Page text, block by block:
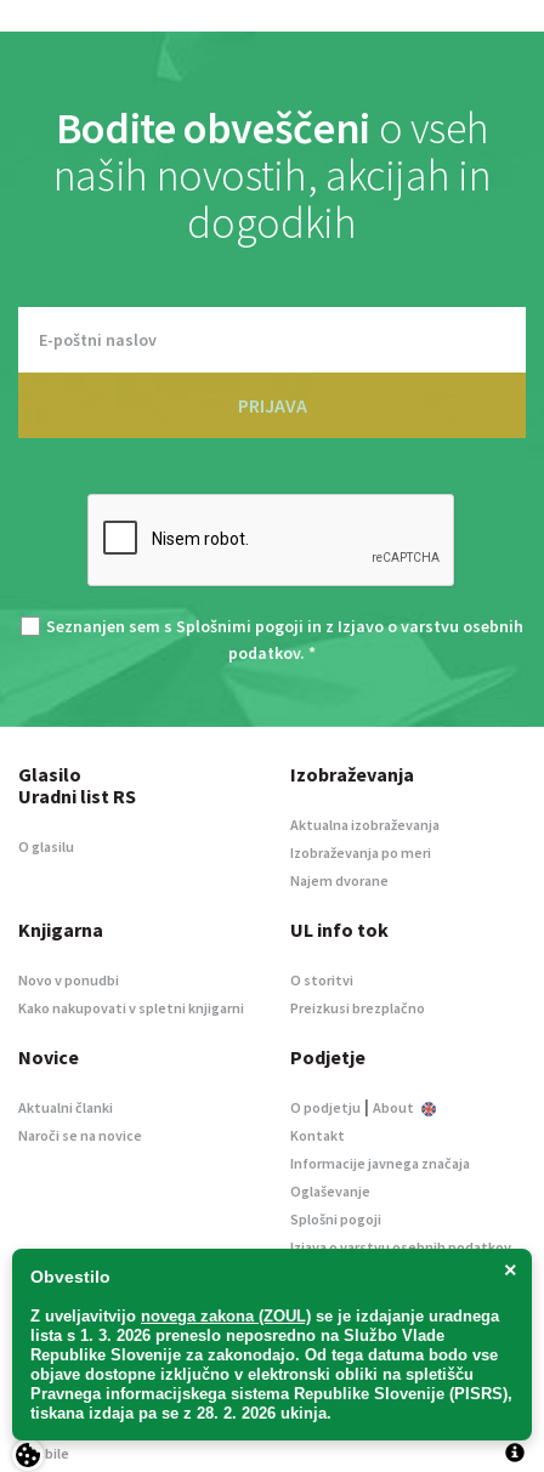
Bodite obveščeni o vseh
naših novostih, akcijah in
dogodkih
PRIJAVA
Seznanjen sem s Splošnimi pogoji in z Izjavo o varstvu osebnih
podatkov. *
×
Obvestilo
Z uveljavitvijo novega zakona (ZOUL) se je izdajanje uradnega
lista s 1. 3. 2026 preneslo neposredno na Službo Vlade
Republike Slovenije za zakonodajo. Od tega datuma bodo vse
objave dostopne izključno v elektronski obliki na spletišču
Pravnega informacijskega sistema Republike Slovenije (PISRS),
tiskana izdaja pa se z 28. 2. 2026 ukinja.
Glasilo
Uradni list RS
O glasilu
Izobraževanja
Aktualna izobraževanja
Izobraževanja po meri
Najem dvorane
Knjigarna
Novo v ponudbi
Kako nakupovati v spletni knjigarni
UL info tok
O storitvi
Preizkusi brezplačno
Novice
Aktualni članki
Naroči se na novice
Podjetje
O podjetju | About
Kontakt
Informacije javnega značaja
Oglaševanje
Splošni pogoji
Izjava o varstvu osebnih podatkov
Uradni list d. o. o. – v likvidaciji / Vse pravice pridržane.
2Mobile